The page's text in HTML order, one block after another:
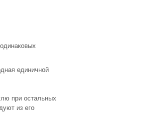
единичной
при остальных
из его